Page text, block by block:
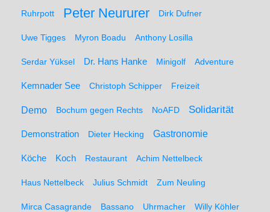
Ruhrpott Peter Neururer Dirk Dufner
Uwe Tigges Myron Boadu Anthony Losilla
Serdar Yüksel Dr. Hans Hanke Minigolf Adventure
Kemnader See Christoph Schipper Freizeit
Demo Bochum gegen Rechts NoAFD Solidarität
Demonstration Dieter Hecking Gastronomie
Köche Koch Restaurant Achim Nettelbeck
Haus Nettelbeck Julius Schmidt Zum Neuling
Mirca Casagrande Bassano Uhrmacher Willy Köhler